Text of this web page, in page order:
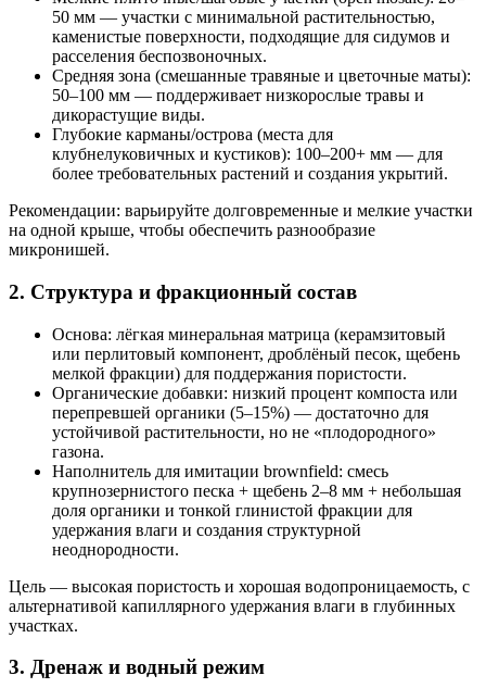
50 мм — участки с минимальной растительностью,
каменистые поверхности, подходящие для сидумов и
расселения беспозвоночных.
Средняя зона (смешанные травяные и цветочные маты):
50–100 мм — поддерживает низкорослые травы и
дикорастущие виды.
Глубокие карманы/острова (места для
клубнелуковичных и кустиков): 100–200+ мм — для
более требовательных растений и создания укрытий.
Рекомендации: варьируйте долговременные и мелкие участки
на одной крыше, чтобы обеспечить разнообразие
микронишей.
2. Структура и фракционный состав
Основа: лёгкая минеральная матрица (керамзитовый
или перлитовый компонент, дроблёный песок, щебень
мелкой фракции) для поддержания пористости.
Органические добавки: низкий процент компоста или
перепревшей органики (5–15%) — достаточно для
устойчивой растительности, но не «плодородного»
газона.
Наполнитель для имитации brownfield: смесь
крупнозернистого песка + щебень 2–8 мм + небольшая
доля органики и тонкой глинистой фракции для
удержания влаги и создания структурной
неоднородности.
Цель — высокая пористость и хорошая водопроницаемость, с
альтернативой капиллярного удержания влаги в глубинных
участках.
3. Дренаж и водный режим